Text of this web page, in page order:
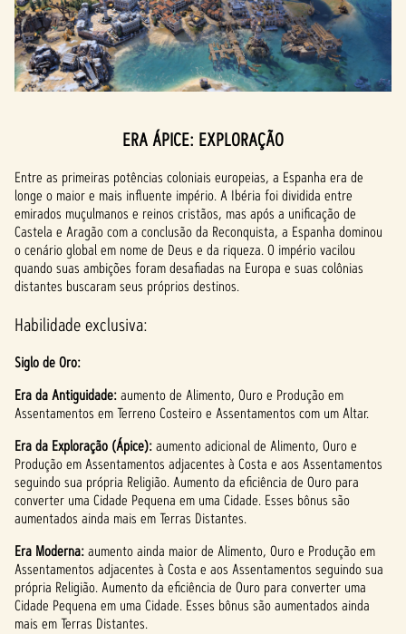
ERA ÁPICE: EXPLORAÇÃO
Entre as primeiras potências coloniais europeias, a Espanha era de
longe o maior e mais influente império. A Ibéria foi dividida entre
emirados muçulmanos e reinos cristãos, mas após a unificação de
Castela e Aragão com a conclusão da Reconquista, a Espanha dominou
o cenário global em nome de Deus e da riqueza. O império vacilou
quando suas ambições foram desafiadas na Europa e suas colônias
distantes buscaram seus próprios destinos.
Habilidade exclusiva:
Siglo de Oro:
Era da Antiguidade:aumento de Alimento, Ouro e Produção em
Assentamentos em Terreno Costeiro e Assentamentos com um Altar.
Era da Exploração (Ápice):aumento adicional de Alimento, Ouro e
Produção em Assentamentos adjacentes à Costa e aos Assentamentos
seguindo sua própria Religião. Aumento da eficiência de Ouro para
converter uma Cidade Pequena em uma Cidade. Esses bônus são
aumentados ainda mais em Terras Distantes.
Era Moderna:aumento ainda maior de Alimento, Ouro e Produção em
Assentamentos adjacentes à Costa e aos Assentamentos seguindo sua
própria Religião. Aumento da eficiência de Ouro para converter uma
Cidade Pequena em uma Cidade. Esses bônus são aumentados ainda
mais em Terras Distantes.